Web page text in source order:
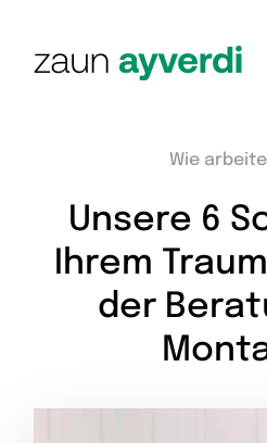
Wie
Unsere 6
Ihrem
der